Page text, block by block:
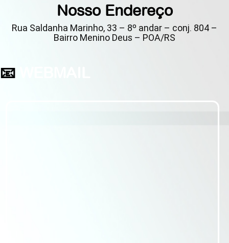
Nosso Endereço
Rua Saldanha Marinho, 33 – 8º andar – conj. 804 –
Bairro Menino Deus – POA/RS
📧